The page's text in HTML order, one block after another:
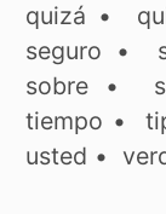
quizá •
seguro •
sobre •
tiempo •
usted •